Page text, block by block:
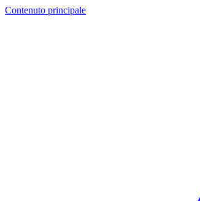
Contenuto principale